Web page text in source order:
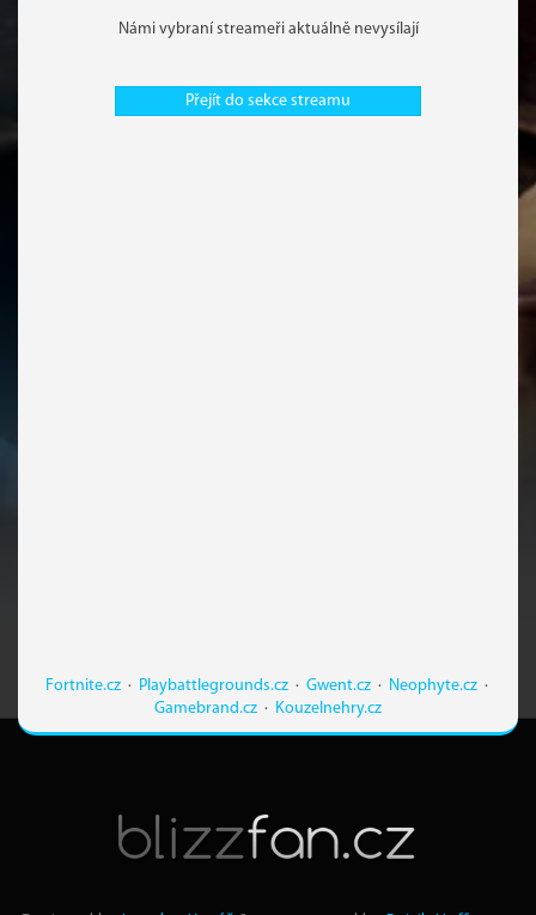
Námi vybraní streameři aktuálně nevysílají
Přejít do sekce streamu
Fortnite.cz· Playbattlegrounds.cz· Gwent.cz· Neophyte.cz·
Gamebrand.cz · Kouzelnehry.cz